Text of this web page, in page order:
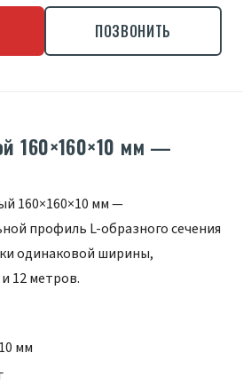
ПОЗВОНИТЬ
160×160×10 мм —
160×160×10 мм —
профиль L-образного сечения
одинаковой ширины,
12 метров.
мм